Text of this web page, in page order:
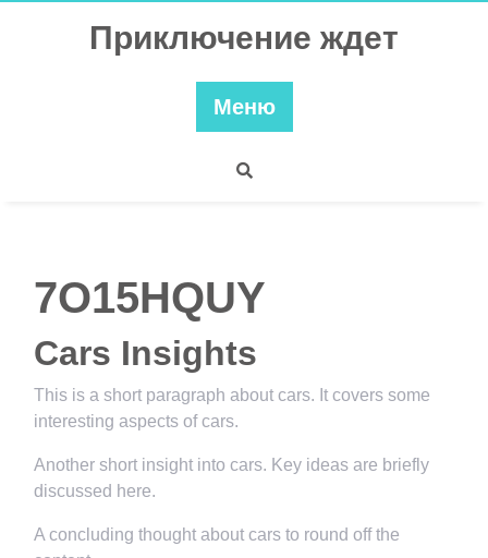
Приключение ждет
Меню
7O15HQUY
Cars Insights
This is a short paragraph about cars. It covers some
interesting aspects of cars.
Another short insight into cars. Key ideas are briefly
discussed here.
A concluding thought about cars to round off the